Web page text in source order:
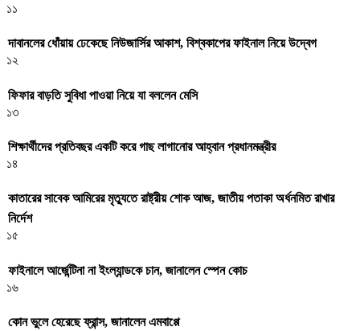
১১
দাবানলের ধোঁয়ায় ঢেকেছে নিউজার্সির আকাশ, বিশ্বকাপের ফাইনাল নিয়ে উদ্বেগ
১২
ফিফার বাড়তি সুবিধা পাওয়া নিয়ে যা বললেন মেসি
১৩
শিক্ষার্থীদের প্রতিবছর একটি করে গাছ লাগানোর আহ্বান প্রধানমন্ত্রীর
১৪
কাতারের সাবেক আমিরের মৃত্যুতে রাষ্ট্রীয় শোক আজ, জাতীয় পতাকা অর্ধনমিত রাখার
নির্দেশ
১৫
ফাইনালে আর্জেন্টিনা না ইংল্যান্ডকে চান, জানালেন স্পেন কোচ
১৬
কোন ভুলে হেরেছে ফ্রান্স, জানালেন এমবাপ্পে